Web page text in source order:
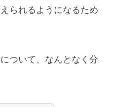
られるようになるため
ついて、なんとなく分